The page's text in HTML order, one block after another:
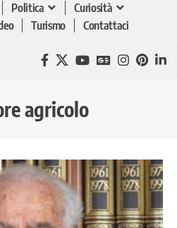
Politica
Curiosità
Turismo Contattaci
agricolo